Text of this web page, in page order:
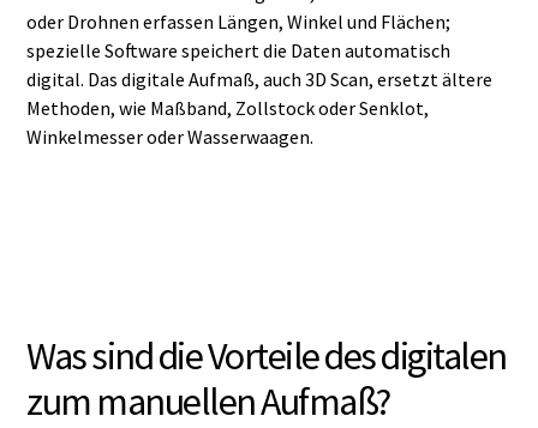
oder Drohnen erfassen Längen, Winkel und Flächen;
spezielle Software speichert die Daten automatisch
digital. Das digitale Aufmaß, auch 3D Scan, ersetzt ältere
Methoden, wie Maßband, Zollstock oder Senklot,
Winkelmesser oder Wasserwaagen.
Was sind die Vorteile des digitalen
zum manuellen Aufmaß?